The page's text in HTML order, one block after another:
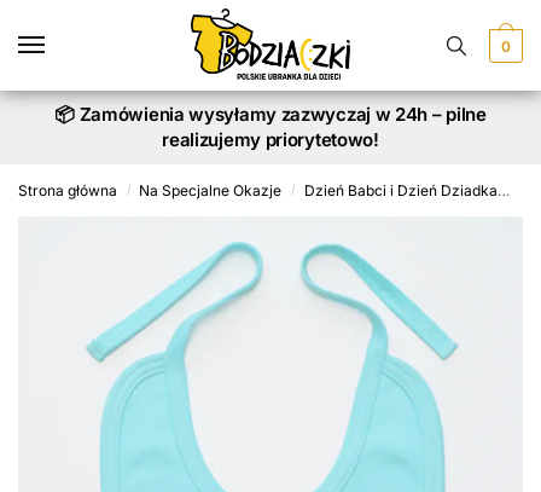
0
📦 Zamówienia wysyłamy zazwyczaj w 24h – pilne
realizujemy priorytetowo!
Strona główna / Na Specjalne Okazje / Dzień Babci i Dzień Dziadka